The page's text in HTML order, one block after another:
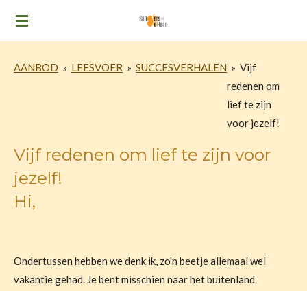
Ga
deAANBOD » LEESVOER » SUCCESVERHALEN » Vijf
redenen om
lief te zijn
voor jezelf!
Vijf redenen om lief te zijn voor
jezelf!
Hi,
Ondertussen hebben we denk ik, zo'n beetje allemaal wel
vakantie gehad. Je bent misschien naar het buitenland